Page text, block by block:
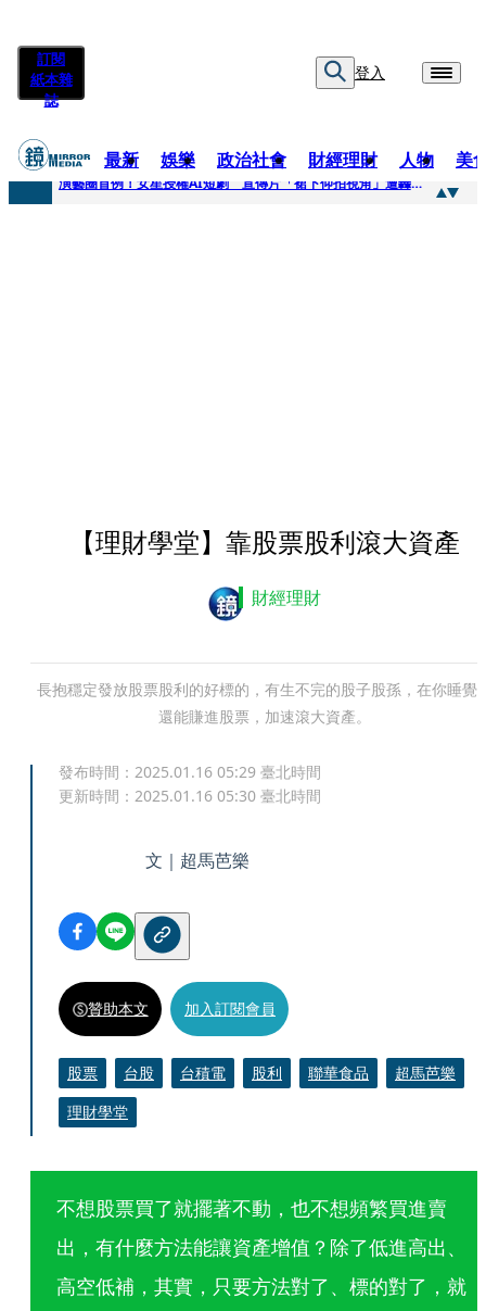
訂閱
紙本雜
誌
登入
最新 娛樂 政治社會 財經理財 人物 美
快訊
演藝圈首例！女星授權AI短劇 宣傳片「裙下仰拍視角」遭轟擦邊：自降身價
【理財學堂】靠股票股利滾大資產
財經理財
長抱穩定發放股票股利的好標的，有生不完的股子股孫，在你睡覺
還能賺進股票，加速滾大資產。
發布時間： 2025.01.16 05:29 臺北時間
更新時間： 2025.01.16 05:30 臺北時間
文｜超馬芭樂
贊助本文 加入訂閱會員
股票 台股 台積電 股利 聯華食品
超馬芭樂
理財學堂
不想股票買了就擺著不動，也不想頻繁買進賣
出，有什麼方法能讓資產增值？除了低進高出、
高空低補，其實，只要方法對了、標的對了，就